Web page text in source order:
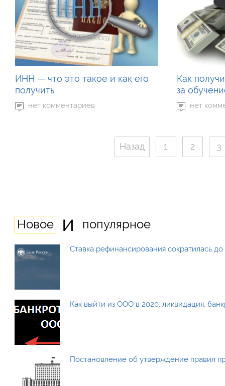
ИНН — что это такое и как его
получить
нет комментариев
Как
за
нет
Назад 1 2 3
Новое и популярное
Ставка рефинансирования сократилась
Как выйти из ООО в 2020: ликвидация,
Постановление об утверждение правил